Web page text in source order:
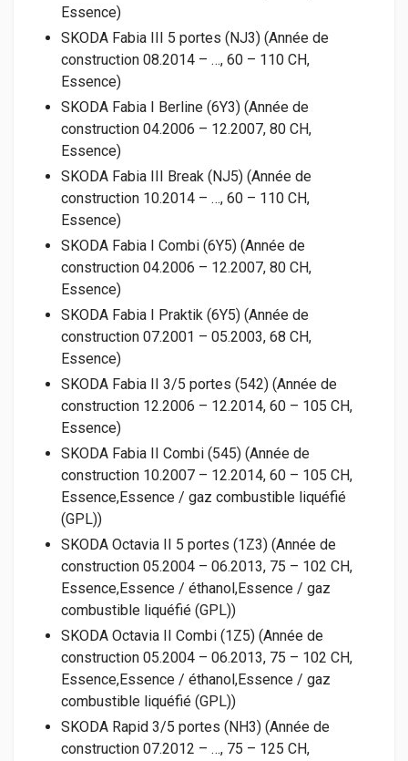
Essence)
SKODA Fabia III 5 portes (NJ3) (Année de
construction 08.2014 – …, 60 – 110 CH,
Essence)
SKODA Fabia I Berline (6Y3) (Année de
construction 04.2006 – 12.2007, 80 CH,
Essence)
SKODA Fabia III Break (NJ5) (Année de
construction 10.2014 – …, 60 – 110 CH,
Essence)
SKODA Fabia I Combi (6Y5) (Année de
construction 04.2006 – 12.2007, 80 CH,
Essence)
SKODA Fabia I Praktik (6Y5) (Année de
construction 07.2001 – 05.2003, 68 CH,
Essence)
SKODA Fabia II 3/5 portes (542) (Année de
construction 12.2006 – 12.2014, 60 – 105 CH,
Essence)
SKODA Fabia II Combi (545) (Année de
construction 10.2007 – 12.2014, 60 – 105 CH,
Essence,Essence / gaz combustible liquéfié
(GPL))
SKODA Octavia II 5 portes (1Z3) (Année de
construction 05.2004 – 06.2013, 75 – 102 CH,
Essence,Essence / éthanol,Essence / gaz
combustible liquéfié (GPL))
SKODA Octavia II Combi (1Z5) (Année de
construction 05.2004 – 06.2013, 75 – 102 CH,
Essence,Essence / éthanol,Essence / gaz
combustible liquéfié (GPL))
SKODA Rapid 3/5 portes (NH3) (Année de
construction 07.2012 – …, 75 – 125 CH,